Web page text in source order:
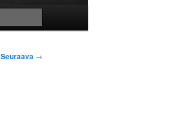
Seuraava →